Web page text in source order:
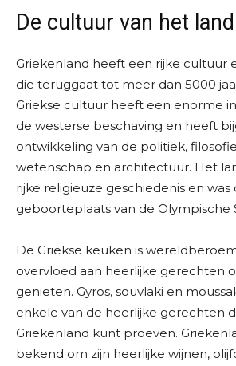
De cultuur van het land
Griekenland heeft een rijke cultuur
die teruggaat tot meer dan 5000
Griekse cultuur heeft een enorme
de westerse beschaving en heeft
ontwikkeling van de politiek,
wetenschap en architectuur. Het
rijke religieuze geschiedenis en was
geboorteplaats van de Olympische
De Griekse keuken is
overvloed aan heerlijke gerechten
genieten. Gyros, souvlaki en
enkele van de heerlijke gerechten
Griekenland kunt proeven.
bekend om zijn heerlijke wijnen,